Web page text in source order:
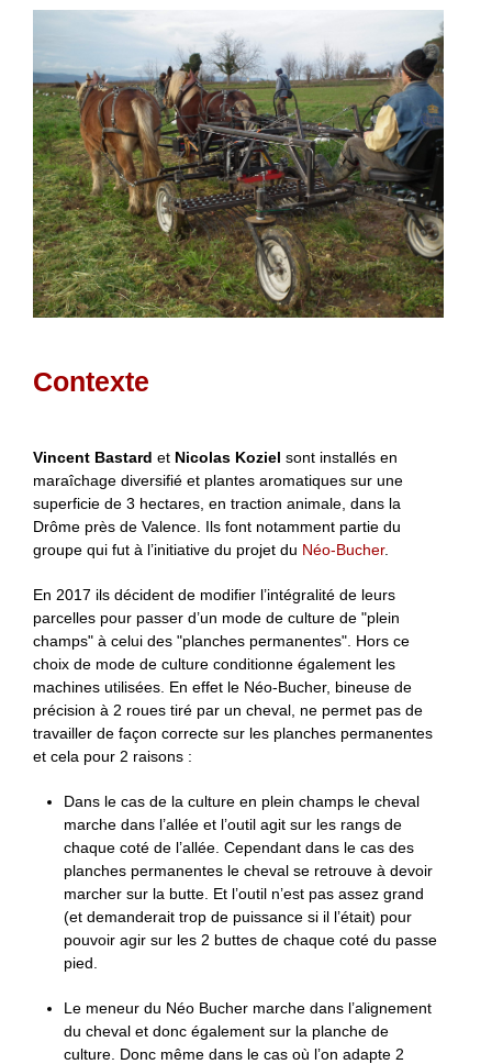
Contexte
Vincent Bastard et Nicolas Koziel sont installés en
maraîchage diversifié et plantes aromatiques sur une
superficie de 3 hectares, en traction animale, dans la
Drôme près de Valence. Ils font notamment partie du
groupe qui fut à l’initiative du projet du Néo-Bucher.
En 2017 ils décident de modifier l’intégralité de leurs
parcelles pour passer d’un mode de culture de "plein
champs" à celui des "planches permanentes". Hors ce
choix de mode de culture conditionne également les
machines utilisées. En effet le Néo-Bucher, bineuse de
précision à 2 roues tiré par un cheval, ne permet pas de
travailler de façon correcte sur les planches permanentes
et cela pour 2 raisons :
Dans le cas de la culture en plein champs le cheval
marche dans l’allée et l’outil agit sur les rangs de
chaque coté de l’allée. Cependant dans le cas des
planches permanentes le cheval se retrouve à devoir
marcher sur la butte. Et l’outil n’est pas assez grand
(et demanderait trop de puissance si il l’était) pour
pouvoir agir sur les 2 buttes de chaque coté du passe
pied.
Le meneur du Néo Bucher marche dans l’alignement
du cheval et donc également sur la planche de
culture. Donc même dans le cas où l’on adapte 2